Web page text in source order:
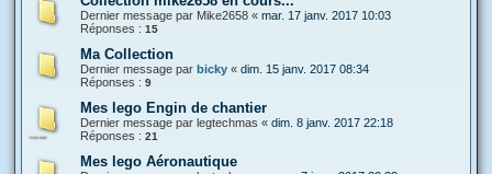
Dernier message par Mike2658 « mar. 17 janv. 2017 10:03
Réponses : 15
Ma Collection
Dernier message par bicky « dim. 15 janv. 2017 08:34
Réponses : 9
Mes lego Engin de chantier
Dernier message par legtechmas « dim. 8 janv. 2017 22:18
Réponses : 21
Mes lego Aéronautique